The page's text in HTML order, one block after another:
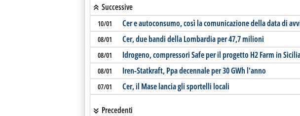
Successive
10/01 Cer e autoconsumo, così la comunicazione della data di
08/01 Cer, due bandi della Lombardia per 47,7 milioni
08/01 Idrogeno, compressori Safe per il progetto H2 Farm in
08/01 Iren-Statkraft, Ppa decennale per 30 GWh l'anno
07/01 Cer, il Mase lancia gli sportelli locali
Precedenti